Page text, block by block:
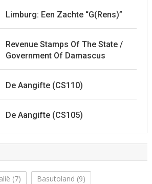
Limburg: Een Zachte “G(rens)”
Revenue Stamps Of The State /
Government Of Damascus
De Aangifte (CS110)
De Aangifte (CS105)
(7) Basutoland (9)